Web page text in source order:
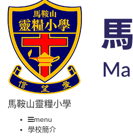
馬鞍山靈糧小學
menu
學校簡介